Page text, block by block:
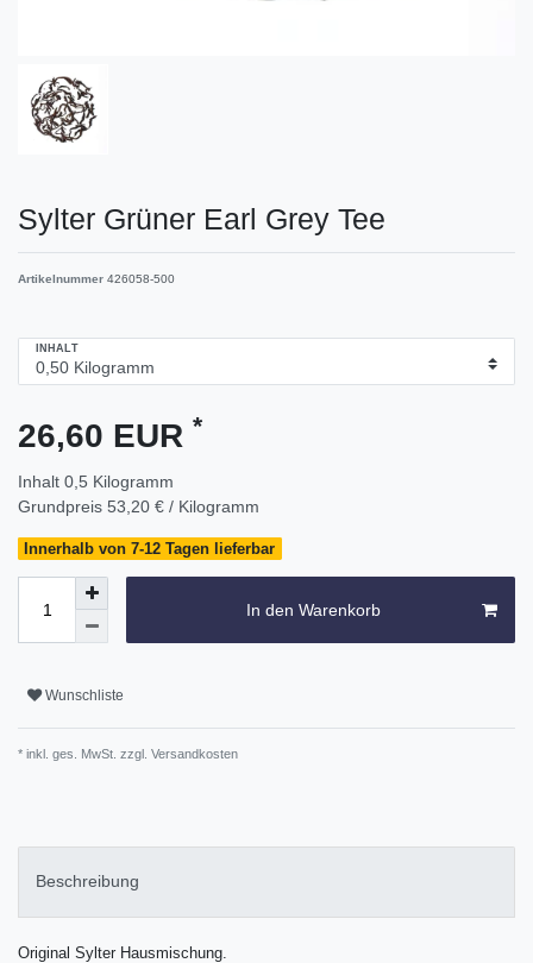
Sylter Grüner Earl Grey Tee
Artikelnummer 426058-500
INHALT
26,60 EUR *
Inhalt 0,5 Kilogramm
Grundpreis 53,20 € / Kilogramm
Innerhalb von 7-12 Tagen lieferbar
In den Warenkorb
Wunschliste
* inkl. ges. MwSt. zzgl. Versandkosten
Beschreibung
Original Sylter Hausmischung.